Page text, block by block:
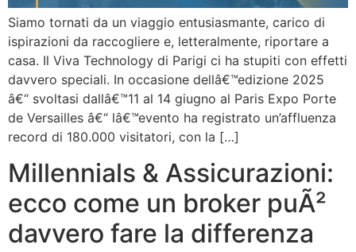
Siamo tornati da un viaggio entusiasmante, carico di
ispirazioni da raccogliere e, letteralmente, riportare a
casa. Il Viva Technology di Parigi ci ha stupiti con effetti
davvero speciali. In occasione dellâ€™edizione 2025
â€“ svoltasi dallâ€™11 al 14 giugno al Paris Expo Porte
de Versailles â€“ lâ€™evento ha registrato un’affluenza
record di 180.000 visitatori, con la […]
Millennials & Assicurazioni:
ecco come un broker puÃ²
davvero fare la differenza